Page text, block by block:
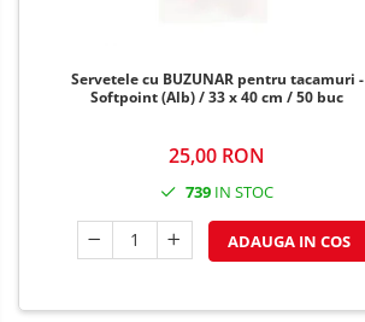
TEMATICA MARINA
TEMATICA RUSTICA
TEMATICA ROMANTICA
Servetele cu BUZUNAR pentru tacamuri -
Softpoint (Alb) / 33 x 40 cm / 50 buc
25,00 RON
739 IN STOC
ADAUGA IN COS